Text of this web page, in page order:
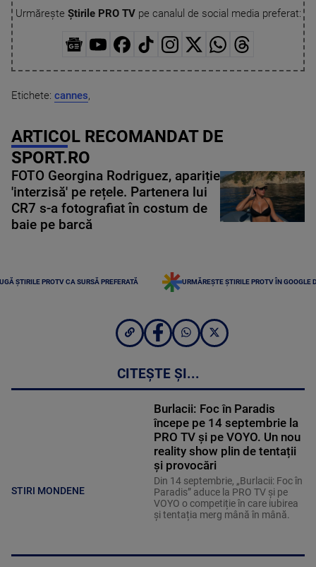
Urmărește Știrile PRO TVpe canalul de social media preferat:
Etichete: cannes,
ARTICOL RECOMANDAT DE
SPORT.RO
FOTO Georgina Rodriguez, apariție
'interzisă' pe rețele. Partenera lui
CR7 s-a fotografiat în costum de
baie pe barcă
ȘTIRILE PROTV CA SURSĂ PREFERATĂ URMĂREȘTE ȘTIRILE PROTV ÎN GOOGLE
CITEȘTE ȘI...
STIRI MONDENE
Burlacii: Foc în Paradis
începe pe 14 septembrie la
PRO TV și pe VOYO. Un nou
reality show plin de tentații
și provocări
Din 14 septembrie, „Burlacii: Foc în
Paradis” aduce la PRO TV și pe
VOYO o competiție în care iubirea
și tentația merg mână în mână.